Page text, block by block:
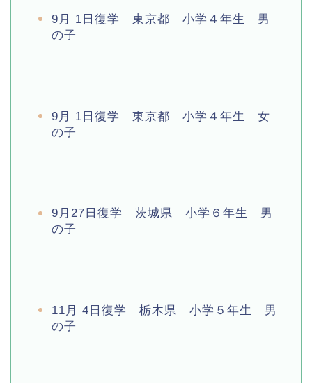
9月 1日復学 東京都 小学４年生 男
の子
9月 1日復学 東京都 小学４年生 女
の子
9月27日復学 茨城県 小学６年生 男
の子
11月 4日復学 栃木県 小学５年生 男
の子